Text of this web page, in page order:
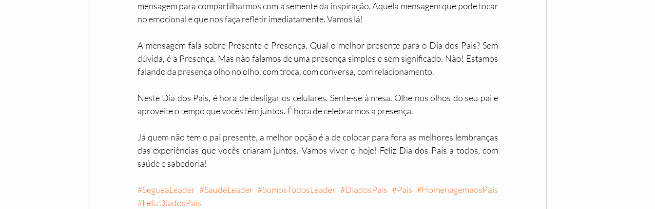
mensagem para compartilharmos com a semente da inspiração. Aquela mensagem que pode tocar
no emocional e que nos faça refletir imediatamente. Vamos lá!
A mensagem fala sobre Presente e Presença. Qual o melhor presente para o Dia dos Pais? Sem
dúvida, é a Presença. Mas não falamos de uma presença simples e sem significado. Não! Estamos
falando da presença olho no olho, com troca, com conversa, com relacionamento.
Neste Dia dos Pais, é hora de desligar os celulares. Sente-se à mesa. Olhe nos olhos do seu pai e
aproveite o tempo que vocês têm juntos. É hora de celebrarmos a presença.
Já quem não tem o pai presente, a melhor opção é a de colocar para fora as melhores lembranças
das experiências que vocês criaram juntos. Vamos viver o hoje! Feliz Dia dos Pais a todos, com
saúde e sabedoria!
#SegueaLeader #SaudeLeader #SomosTodosLeader #DiadosPais #Pais #HomenagemaosPais
#FelizDiadosPais